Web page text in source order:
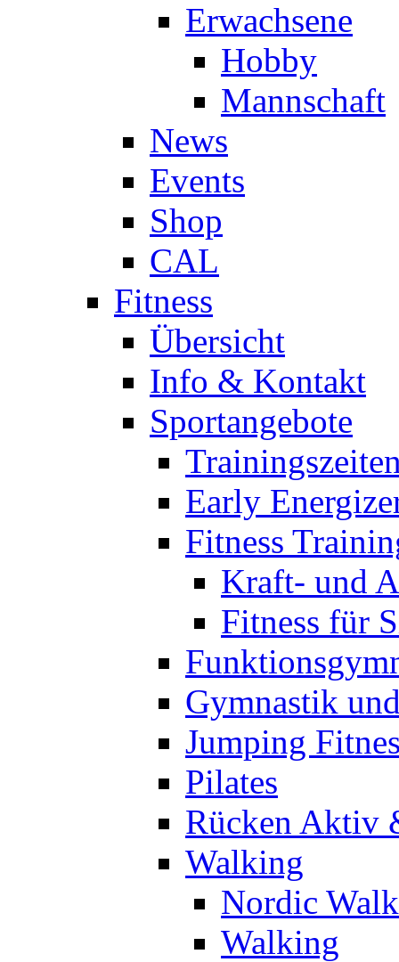
Erwachsene
Hobby
Mannschaft
News
Events
Shop
CAL
Fitness
Übersicht
Info & Kontakt
Sportangebote
Early
Fitness
Kraft- und
Fitness für
Gymnastik
Jumping
Pilates
Rücken Aktiv
Walking
Nordic
Walking